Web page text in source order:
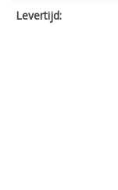
Levertijd: